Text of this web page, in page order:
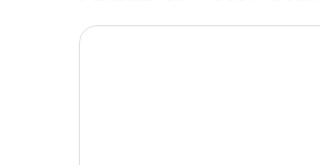
JUFA Hotel Leibnitz